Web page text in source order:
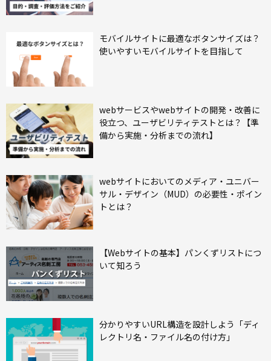
モバイルサイトに最適なボタンサイズは？
使いやすいモバイルサイトを目指して
webサービスやwebサイトの開発・改善に
役立つ、ユーザビリティテストとは？【準
備から実施・分析までの流れ】
webサイトにおいてのメディア・ユニバー
サル・デザイン（MUD）の必要性・ポイン
トとは？
【Webサイトの基本】パンくずリストにつ
いて知ろう
分かりやすいURL構造を設計しよう「ディ
レクトリ名・ファイル名の付け方」